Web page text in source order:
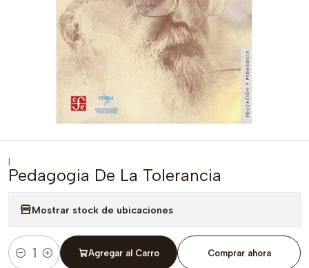
|
Pedagogia De La Tolerancia
Mostrar stock de ubicaciones
Cantidad
Agregar al Carro Comprar ahora